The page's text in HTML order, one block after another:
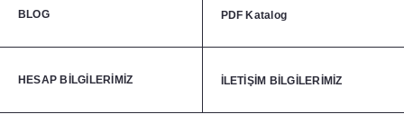
BLOG PDF Katalog
HESAP BİLGİLERİMİZ İLETİŞİM BİLGİLERİMİZ